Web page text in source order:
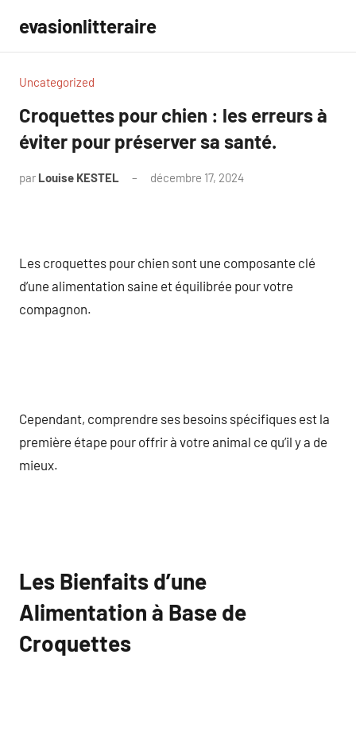
contenu
evasionlitteraire
Uncategorized
Croquettes pour chien : les erreurs à
éviter pour préserver sa santé.
par Louise KESTEL décembre 17, 2024
Les croquettes pour chien sont une composante clé
d’une alimentation saine et équilibrée pour votre
compagnon.
Cependant, comprendre ses besoins spécifiques est la
première étape pour offrir à votre animal ce qu’il y a de
mieux.
Les Bienfaits d’une
Alimentation à Base de
Croquettes